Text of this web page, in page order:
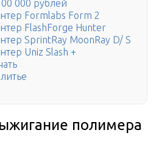
000 рублей
Formlabs Form 2
FlashForge Hunter
SprintRay MoonRay D/ S
Uniz Slash +
полимера